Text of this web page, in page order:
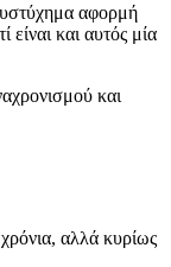
αφορμή
και αυτός μία
και
αλλά κυρίως